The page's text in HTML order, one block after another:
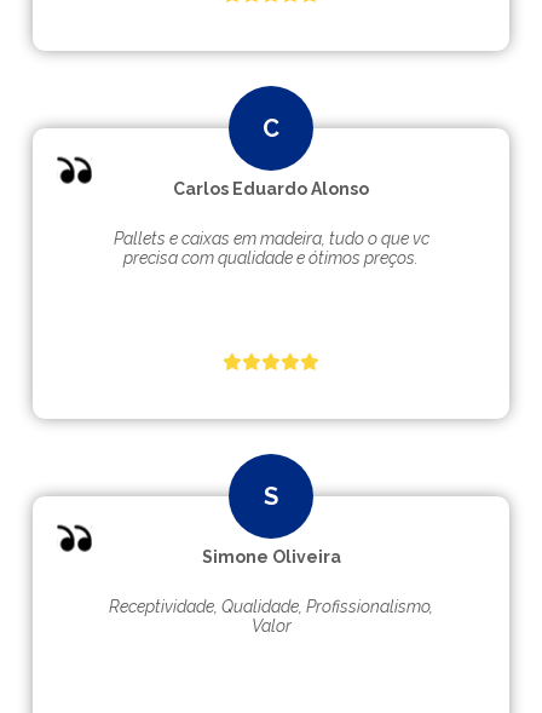
Carlos Eduardo Alonso
Pallets e caixas em madeira, tudo o que vc
precisa com qualidade e ótimos preços.
Simone Oliveira
Receptividade, Qualidade, Profissionalismo,
Valor